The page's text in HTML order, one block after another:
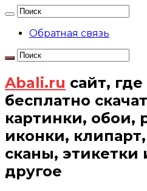
Обратная связь
Abali.ru сайт,
бесплатно
картинки, обои,
иконки,
сканы, этикетки
другое